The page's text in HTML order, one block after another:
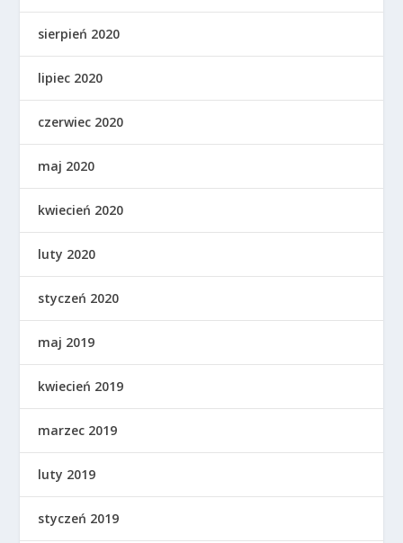
sierpień 2020
lipiec 2020
czerwiec 2020
maj 2020
kwiecień 2020
luty 2020
styczeń 2020
maj 2019
kwiecień 2019
marzec 2019
luty 2019
styczeń 2019